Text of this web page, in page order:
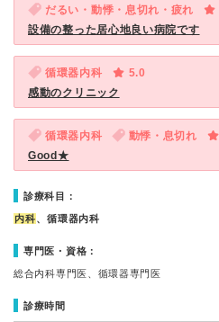
だるい・動悸・息切れ・疲れ
設備の整った居心地良い病院です
循環器内科
5.0
感動のクリニック
循環器内科 動悸・息切れ
Good★
診療科目：
内科、循環器内科
専門医・資格：
総合内科専門医、循環器専門医
診療時間